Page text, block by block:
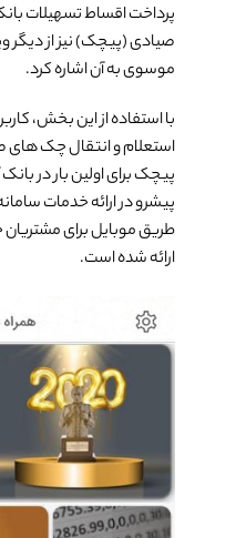
پرداخت اقساط تسهیلات
صیادی (پیچک) نیز از دیگر
موسوی به آن اشاره کرد.
با استفاده از این بخش،
استعلام و انتقال چک های
پیچک برای اولین بار در
پیشرو در ارائه خدمات
طریق موبایل برای
ارائه شده است.